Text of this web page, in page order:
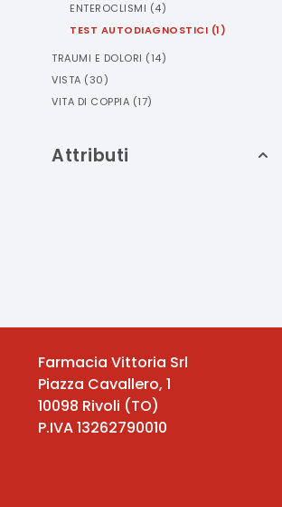
ENTEROCLISMI (4)
TEST AUTODIAGNOSTICI (1)
TRAUMI E DOLORI (14)
VISTA (30)
VITA DI COPPIA (17)
Attributi
Farmacia Vittoria Srl
Piazza Cavallero, 1
10098 Rivoli (TO)
P.IVA13262790010